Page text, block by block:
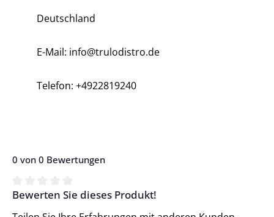
Deutschland
E-Mail: info@trulodistro.de
Telefon: +4922819240
0 von 0 Bewertungen
Durchschnittliche Bewertung von 0 von 5 Sternen
Bewerten Sie dieses Produkt!